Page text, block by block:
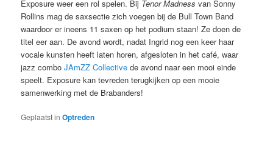
Exposure weer een rol spelen. Bij Tenor Madness van Sonny
Rollins mag de saxsectie zich voegen bij de Bull Town Band
waardoor er ineens 11 saxen op het podium staan! Ze doen de
titel eer aan. De avond wordt, nadat Ingrid nog een keer haar
vocale kunsten heeft laten horen, afgesloten in het café, waar
jazz comboJAmZZ Collective de avond naar een mooi einde
speelt. Exposure kan tevreden terugkijken op een mooie
samenwerking met de Brabanders!
Geplaatst in Optreden